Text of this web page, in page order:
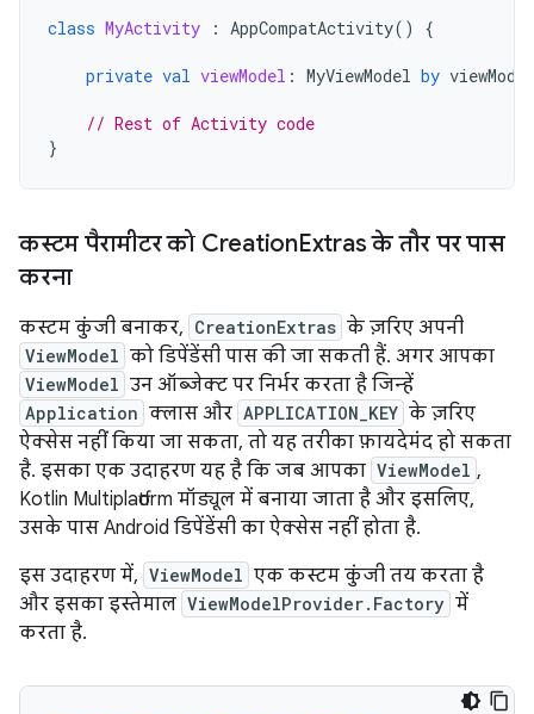
class MyActivity : AppCompatActivity() {
private val viewModel : MyViewModel by
// Rest of Activity code
}
कस्टम पैरामीटर को CreationExtras के तौर पर पास
करना
कस्टम कुंजी बनाकर, CreationExtras के ज़रिए अपनी
ViewModel को डिपेंडेंसी पास की जा सकती हैं. अगर आपका
ViewModel उन ऑब्जेक्ट पर निर्भर करता है जिन्हें
Application क्लास और APPLICATION_KEY के ज़रिए
ऐक्सेस नहीं किया जा सकता, तो यह तरीका फ़ायदेमंद हो सकता
है. इसका एक उदाहरण यह है कि जब आपका ViewModel ,
Kotlin Multiplatform मॉड्यूल में बनाया जाता है और इसलिए,
उसके पास Android डिपेंडेंसी का ऐक्सेस नहीं होता है.
इस उदाहरण में, ViewModel एक कस्टम कुंजी तय करता है
और इसका इस्तेमाल ViewModelProvider.Factory में
करता है.